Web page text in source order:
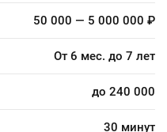
50 000 — 5 000 000 ₽
От 6 мес. до 7 лет
до 240 000
30 минут